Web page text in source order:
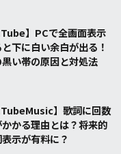
】PCで全画面表示
下に白い余白が出る！
い帯の原因と対処法
】歌詞に回数
かる理由とは？将来的
示が有料に？